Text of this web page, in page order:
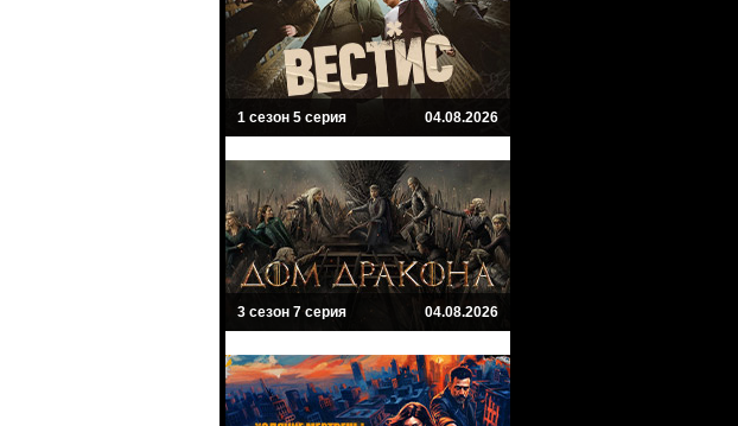
1 сезон 5 серия 04.08.2026
3 сезон 7 серия 04.08.2026